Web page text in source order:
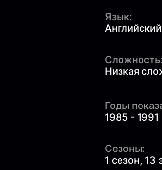
Язык:
Сложность:
Низкая
Годы
1985 -
Сезоны:
1 сезон, 13